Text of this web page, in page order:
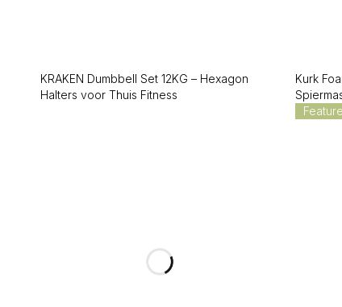
KRAKEN Dumbbell Set 12KG – Hexagon
Halters voor Thuis Fitness
Kurk
Feature